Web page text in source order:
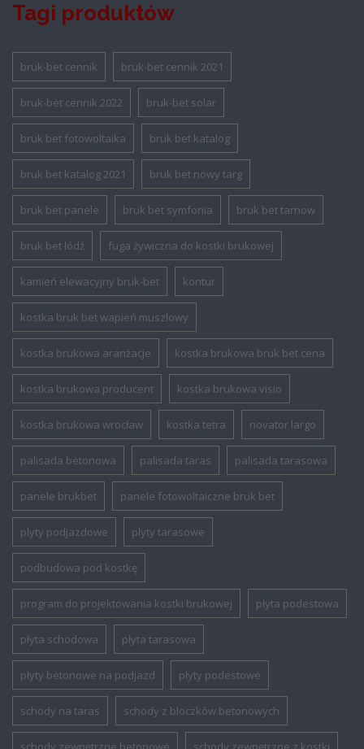
Tagi produktów
bruk-bet cennik bruk-bet cennik 2021
bruk-bet cennik 2022 bruk-bet solar
bruk bet fotowoltaika bruk bet katalog
bruk bet katalog 2021 bruk bet nowy targ
bruk bet panele bruk bet symfonia bruk bet tarnow
bruk bet łódź fuga żywiczna do kostki brukowej
kamień elewacyjny bruk-bet kontur
kostka bruk bet wapień muszlowy
kostka brukowa aranżacje kostka brukowa bruk bet cena
kostka brukowa producent kostka brukowa visio
kostka brukowa wrocław kostka tetra novator largo
palisada betonowa palisada taras palisada tarasowa
panele brukbet panele fotowoltaiczne bruk bet
plyty podjazdowe plyty tarasowe
podbudowa pod kostkę
program do projektowania kostki brukowej płyta podestowa
płyta schodowa płyta tarasowa
płyty betonowe na podjazd płyty podestowe
schody na taras schody z bloczków betonowych